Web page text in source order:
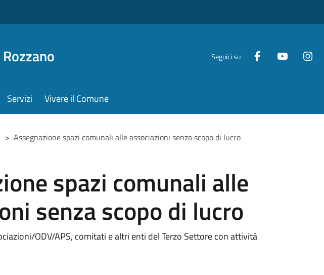
Seguici su
Servizi Vivere il Comune
> Assegnazione spazi comunali alle associazioni senza scopo di lucro
spazi comunali alle
senza scopo di lucro
ODV/APS, comitati e altri enti del Terzo Settore con attività